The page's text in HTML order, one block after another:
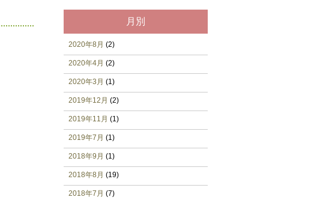
月別
2020年8月 (2)
2020年4月 (2)
2020年3月 (1)
2019年12月 (2)
2019年11月 (1)
2019年7月 (1)
2018年9月 (1)
2018年8月 (19)
2018年7月 (7)